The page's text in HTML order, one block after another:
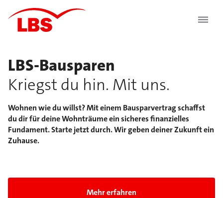
LBS-Bausparen
Kriegst du hin. Mit uns.
Wohnen wie du willst? Mit einem Bausparvertrag schaffst
du dir für deine Wohnträume ein sicheres finanzielles
Fundament. Starte jetzt durch. Wir geben deiner Zukunft ein
Zuhause.
Folie 1 von 5: LBS-Bausparen Kriegst du hin.
Mehr erfahren